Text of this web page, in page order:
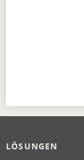
LÖSUNGEN